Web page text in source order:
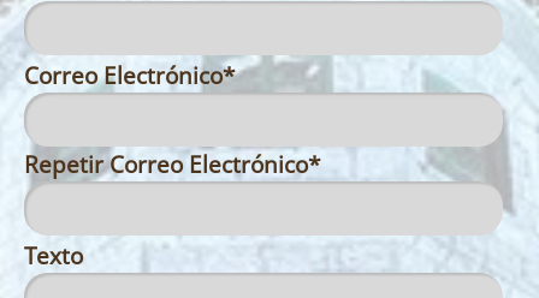
Correo Electrónico*
Repetir Correo Electrónico*
Texto